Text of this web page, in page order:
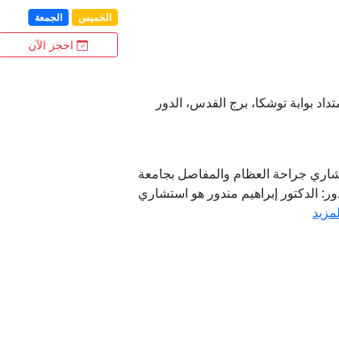
بوابة توشكا، برج القدس، الدور
جراحة العظام والمفاصل بجامعة
الدكتور إبراهيم مندور هو استشاري
الخميس
الجمعة
احجز الآن